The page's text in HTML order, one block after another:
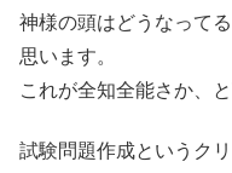
神様の頭はどうなって
思います。
これが全知全能さか、
試験問題作成というク